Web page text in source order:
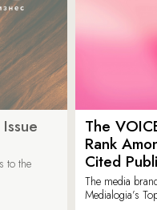
to the
The
Rank
Cited
The media
Medialogia’s